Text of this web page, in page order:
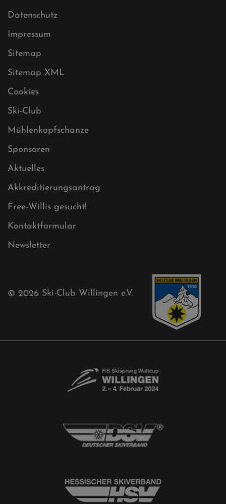
Datenschutz
Impressum
Sitemap
Sitemap XML
Cookies
Ski-Club
Mühlenkopfschanze
Sponsoren
Aktuelles
Kontaktformular